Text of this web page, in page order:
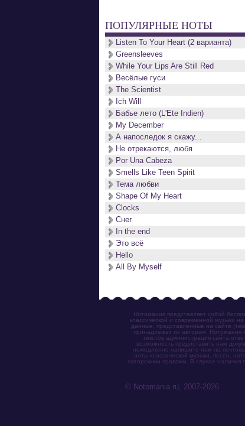
ПОПУЛЯРНЫЕ НОТЫ
Listen To Your Heart (2 варианта)
Greensleeves
While Your Lips Are Still Red
Весёлые гуси
The Scientist
Ich Will
Бабье лето (L'Ete Indien)
My December
А напоследок я скажу...
Не отрекаются, любя
Por Una Cabeza
Smells Like Teen Spirit
Тема любви
Shape Of My Heart
Clocks
Снег
In the end
Это всё
Hello
All By Myself
Нотомания представляет собой
классической и современной музыки
данные, представленные на сайте
принадлежат их авторам. Нотомания
текстов администрация сайта
возможность предоставить нам
немедленно напишите нам на
ноты классической музыки, песен,
авторскими правами. В случае наличия
© Notomania.ru, 2007-2026